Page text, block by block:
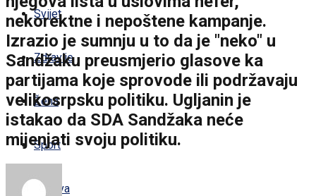
Svijet
Zdravlje
Žena
Sport
Zabava
nekorektne i nepoštene kampanje.
Izrazio je sumnju u to da je "neko" u
Sandžaku preusmjerio glasove ka
partijama koje sprovode ili podržavaju
velikosrpsku politiku. Ugljanin je
istakao da SDA Sandžaka neće
mijenjati svoju politiku.